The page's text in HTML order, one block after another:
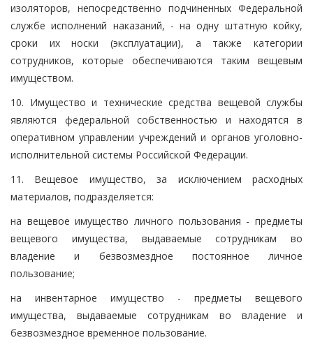
изоляторов, непосредственно подчиненных Федеральной
службе исполнений наказаний, - на одну штатную койку,
сроки их носки (эксплуатации), а также категории
сотрудников, которые обеспечиваются таким вещевым
имуществом.
10. Имущество и технические средства вещевой службы
являются федеральной собственностью и находятся в
оперативном управлении учреждений и органов уголовно-
исполнительной системы Российской Федерации.
11. Вещевое имущество, за исключением расходных
материалов, подразделяется:
на вещевое имущество личного пользования - предметы
вещевого имущества, выдаваемые сотрудникам во
владение и безвозмездное постоянное личное
пользование;
на инвентарное имущество - предметы вещевого
имущества, выдаваемые сотрудникам во владение и
безвозмездное временное пользование.